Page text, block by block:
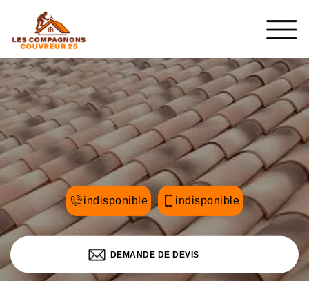
indisponible indisponible
DEMANDE DE DEVIS